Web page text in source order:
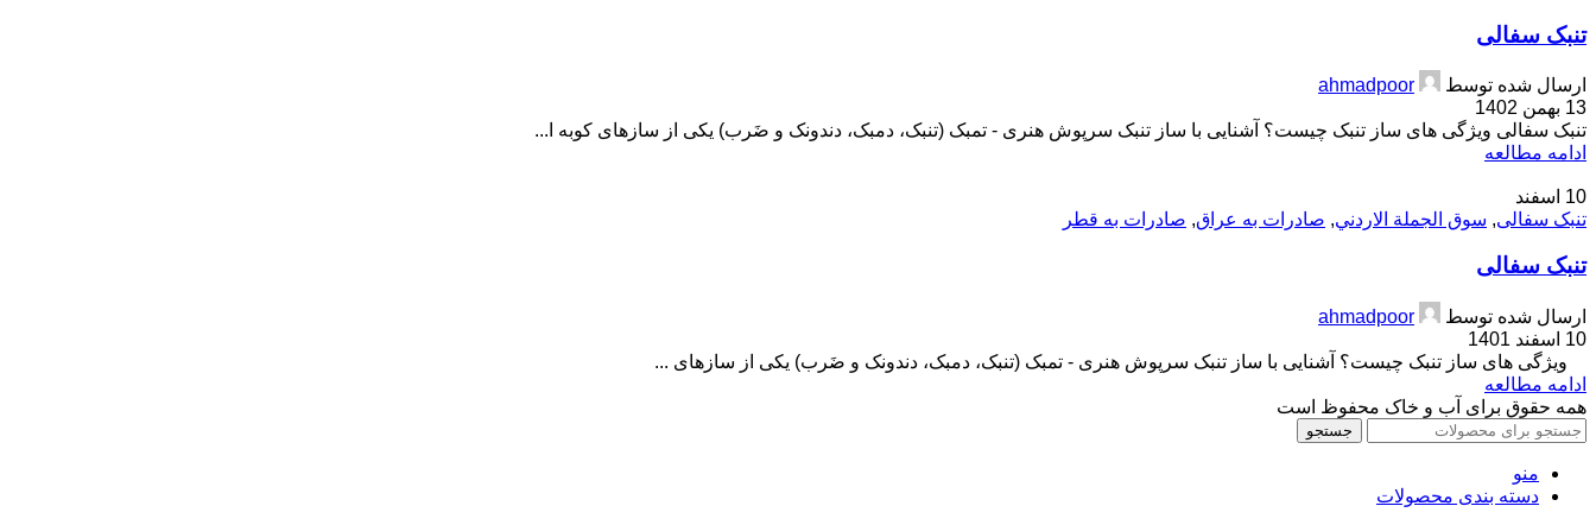
تنبک سفالی
ارسال شده توسط
ahmadpoor
13 بهمن 1402
تنبک سفالی ویژگی های ساز تنبک چیست؟ آشنایی با ساز تنبک سرپوش هنری - تمبک (تنبک، دمبک، دندونک و ضَرب) یکی از سازهای کوبه ا...
ادامه مطالعه
10 اسفند
تنبک سفالی, سوق الجملة الاردني, صادرات به عراق, صادرات به قطر
تنبک سفالی
ارسال شده توسط
ahmadpoor
10 اسفند 1401
ویژگی های ساز تنبک چیست؟ آشنایی با ساز تنبک سرپوش هنری - تمبک (تنبک، دمبک، دندونک و ضَرب) یکی از سازهای ...
ادامه مطالعه
همه حقوق برای آب و خاک محفوظ است
جستجو
منو
دسته بندی محصولات